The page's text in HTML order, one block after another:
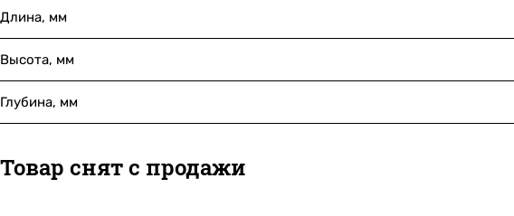
Длина, мм
Высота, мм
Глубина, мм
Товар снят с продажи